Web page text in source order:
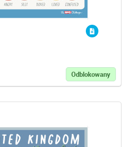
Odblokowany